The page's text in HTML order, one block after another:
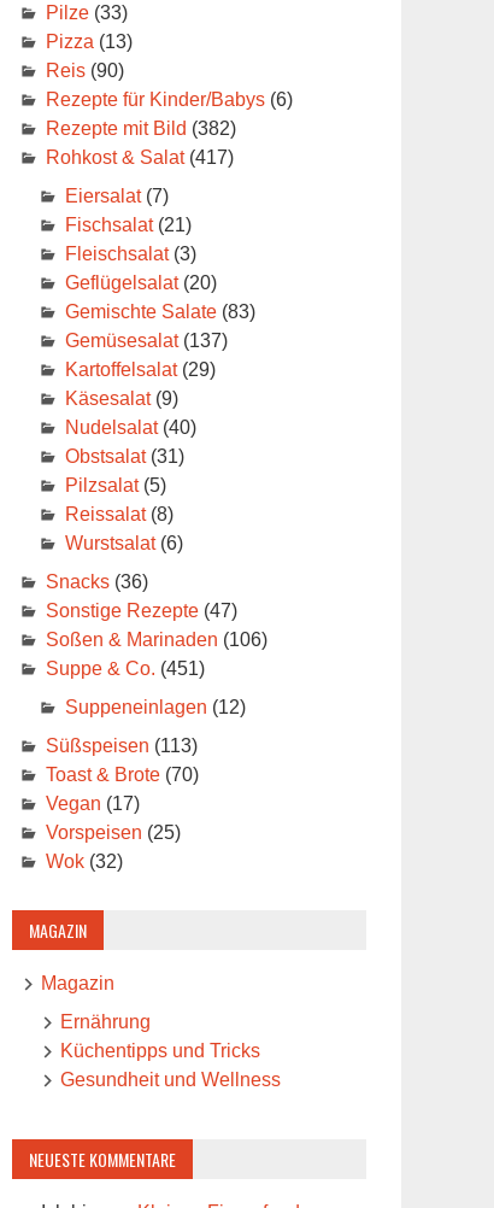
Pilze(33)
Pizza (13)
Reis(90)
Rezepte für Kinder/Babys(6)
Rezepte mit Bild (382)
Rohkost & Salat(417)
Eiersalat(7)
Fischsalat(21)
Fleischsalat(3)
Geflügelsalat(20)
Gemischte Salate(83)
Gemüsesalat(137)
Kartoffelsalat(29)
Käsesalat(9)
Nudelsalat(40)
Obstsalat(31)
Pilzsalat(5)
Reissalat(8)
Wurstsalat(6)
Snacks(36)
Sonstige Rezepte(47)
Soßen & Marinaden (106)
Suppe & Co. (451)
Suppeneinlagen (12)
Süßspeisen (113)
Toast & Brote(70)
Vegan (17)
Vorspeisen (25)
Wok(32)
MAGAZIN
Magazin
Ernährung
Küchentipps und Tricks
Gesundheit und Wellness
NEUESTE KOMMENTARE